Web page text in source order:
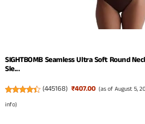
SIGHTBOMB Seamless Ultra Soft Round
Sle...
(445168) ₹407.00 (as of August 5,
info)